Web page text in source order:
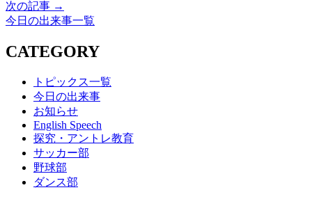
次の記事 →
今日の出来事一覧
CATEGORY
トピックス一覧
今日の出来事
お知らせ
English Speech
探究・アントレ教育
サッカー部
野球部
ダンス部